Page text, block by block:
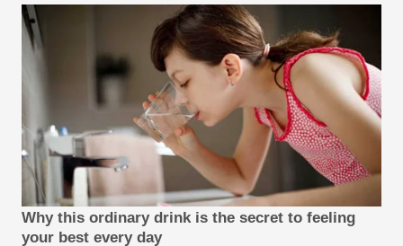
Why this ordinary drink is the secret to feeling
your best every day